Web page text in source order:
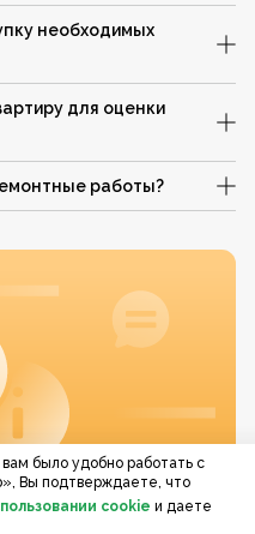
необходимых
для оценки
работы?
было удобно работать с
Вы подтверждаете, что
cookie и даете